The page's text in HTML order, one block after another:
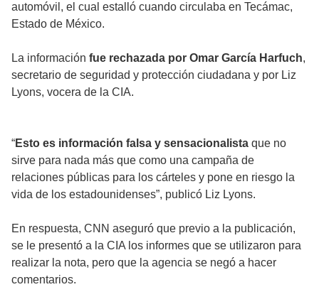
automóvil, el cual estalló cuando circulaba en Tecámac,
Estado de México.
La información fue rechazada por Omar García Harfuch,
secretario de seguridad y protección ciudadana y por Liz
Lyons, vocera de la CIA.
“Esto es información falsa y sensacionalista que no
sirve para nada más que como una campaña de
relaciones públicas para los cárteles y pone en riesgo la
vida de los estadounidenses”, publicó Liz Lyons.
En respuesta, CNN aseguró que previo a la publicación,
se le presentó a la CIA los informes que se utilizaron para
realizar la nota, pero que la agencia se negó a hacer
comentarios.